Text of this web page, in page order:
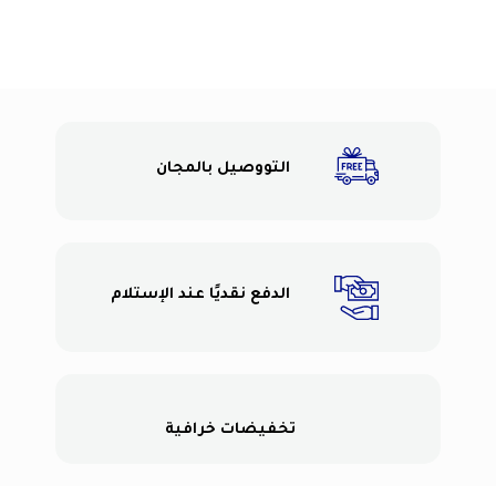
التووصيل بالمجان
الدفع نقديًا عند الإستلام
تخفيضات خرافية